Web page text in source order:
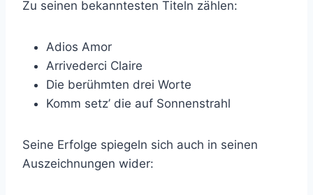
Zu seinen bekanntesten Titeln zählen:
Adios Amor
Arrivederci Claire
Die berühmten drei Worte
Komm setz’ die auf Sonnenstrahl
Seine Erfolge spiegeln sich auch in seinen
Auszeichnungen wider: